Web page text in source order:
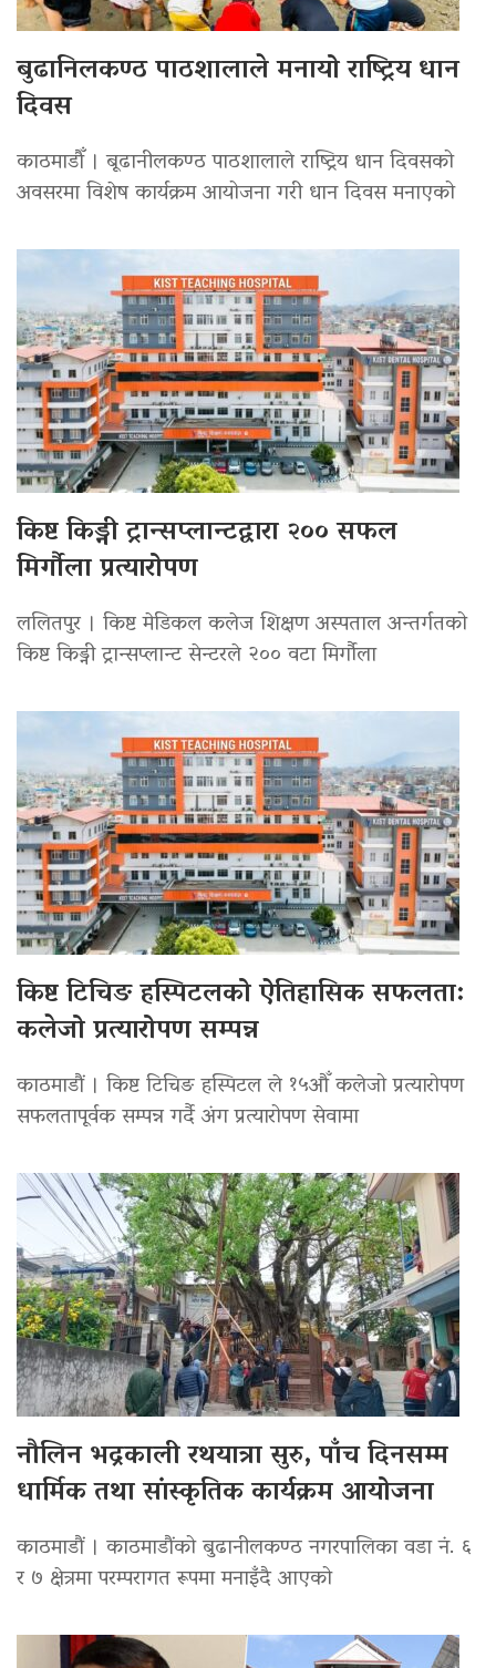
बुढानिलकण्ठ पाठशालाले मनायो राष्ट्रिय धान
दिवस
काठमाडौँ । बूढानीलकण्ठ पाठशालाले राष्ट्रिय धान दिवसको
अवसरमा विशेष कार्यक्रम आयोजना गरी धान दिवस मनाएको
किष्ट किड्नी ट्रान्सप्लान्टद्वारा २०० सफल
मिर्गौला प्रत्यारोपण
ललितपुर । किष्ट मेडिकल कलेज शिक्षण अस्पताल अन्तर्गतको
किष्ट किड्नी ट्रान्सप्लान्ट सेन्टरले २०० वटा मिर्गौला
किष्ट टिचिङ हस्पिटलको ऐतिहासिक सफलता:
कलेजो प्रत्यारोपण सम्पन्न
काठमाडौं । किष्ट टिचिङ हस्पिटल ले १५औँ कलेजो प्रत्यारोपण
सफलतापूर्वक सम्पन्न गर्दै अंग प्रत्यारोपण सेवामा
नौलिन भद्रकाली रथयात्रा सुरु, पाँच दिनसम्म
धार्मिक तथा सांस्कृतिक कार्यक्रम आयोजना
काठमाडौं । काठमाडौंको बुढानीलकण्ठ नगरपालिका वडा नं. ६
र ७ क्षेत्रमा परम्परागत रूपमा मनाइँदै आएको